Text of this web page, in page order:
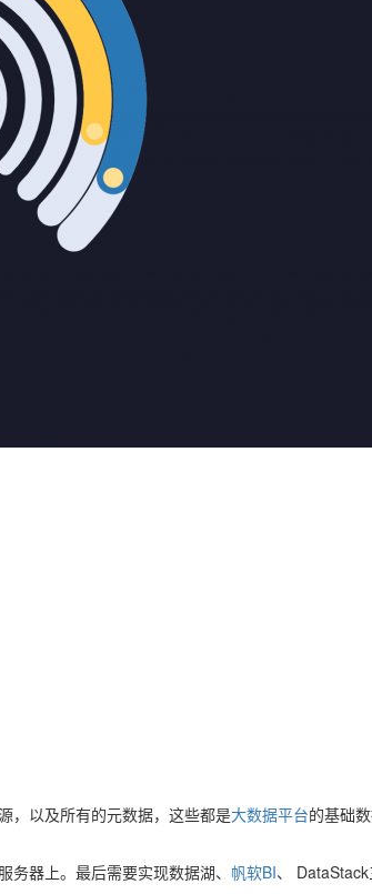
，以及所有的元数据，这些都是大数据平台的基础数
器上。最后需要实现数据湖、 帆软BI、